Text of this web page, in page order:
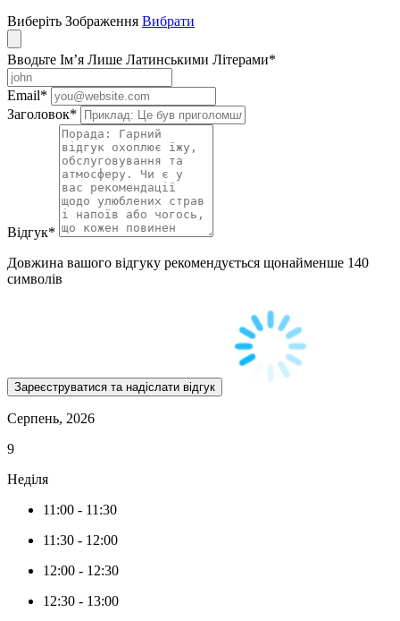
Виберіть Зображення Вибрати
Вводьте Ім’я Лише Латинськими Літерами*
Email*
Заголовок*
Відгук*
Довжина вашого відгуку рекомендується щонайменше 140
символів
Серпень, 2026
9
Неділя
11:00 - 11:30
11:30 - 12:00
12:00 - 12:30
12:30 - 13:00